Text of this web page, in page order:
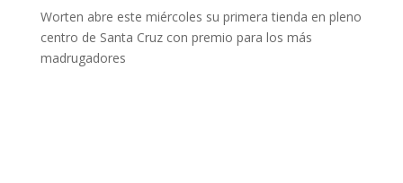
Worten abre este miércoles su primera tienda en pleno
centro de Santa Cruz con premio para los más
madrugadores